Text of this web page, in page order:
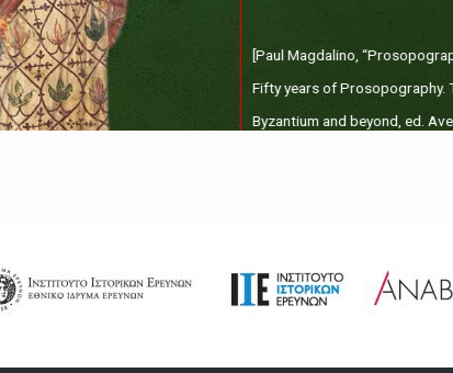
[Paul Magdalino,
Fifty years of Prosopography.
Byzantium and beyond, ed.